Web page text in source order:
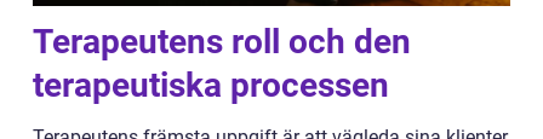
Terapeutens roll och den
terapeutiska processen